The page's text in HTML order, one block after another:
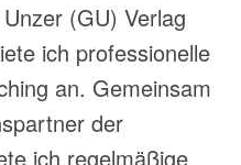
(GU) Verlag
ich professionelle
an. Gemeinsam
der
ich regelmäßige